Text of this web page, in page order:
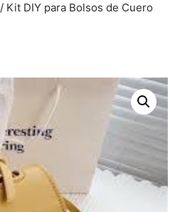
/ Kit DIY para Bolsos de Cuero